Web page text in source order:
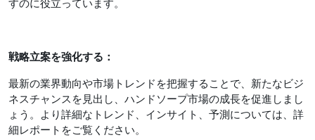
すのに役立っています。
戦略立案を強化する：
最新の業界動向や市場トレンドを把握することで、新たなビジ
ネスチャンスを見出し、ハンドソープ市場の成長を促進しまし
ょう。より詳細なトレンド、インサイト、予測については、詳
細レポートをご覧ください。